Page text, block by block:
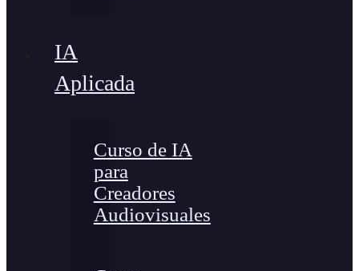
IA
Aplicada
Curso de IA
para
Creadores
Audiovisuales